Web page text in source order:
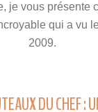
je vous présente
qui a vu
2009.
DU CHEF :